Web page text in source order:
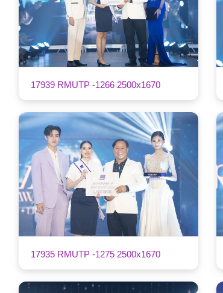
17939 RMUTP -1266 2500x1670
17935 RMUTP -1275 2500x1670